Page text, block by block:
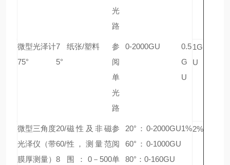
光
路
微型光泽计
75°
7
5°
纸张/塑料
参
阅
单
光
路
0-2000GU
0.5
G
U
1G
U
微型三角度
光泽仪（带
膜厚测量）
20/
60/
8
磁性及非磁
性，测量范
围：0－500
参
阅
单
20°：0-2000GU
60°：0-1000GU
80°：0-160GU
1%2%